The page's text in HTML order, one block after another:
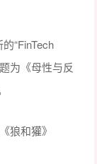
“FinTech
为《母性与反
狼和獾》